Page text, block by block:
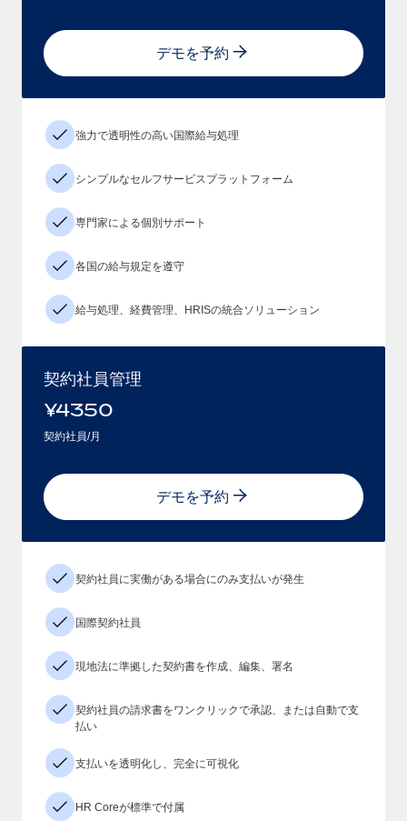
デモを予約
強力で透明性の高い国際給与処理
シンプルなセルフサービスプラットフォーム
専門家による個別サポート
各国の給与規定を遵守
給与処理、経費管理、HRISの統合ソリューション
契約社員管理
¥4350
契約社員/月
デモを予約
契約社員に実働がある場合にのみ支払いが発生
国際契約社員
現地法に準拠した契約書を作成、編集、署名
契約社員の請求書をワンクリックで承認、または自動で支
払い
支払いを透明化し、完全に可視化
HR Coreが標準で付属